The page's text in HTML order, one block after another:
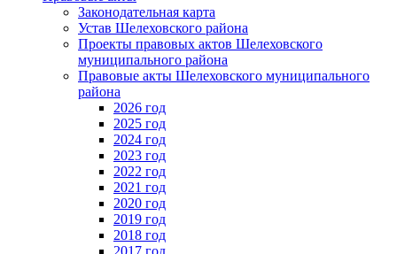
Законодательная карта
Устав Шелеховского района
Проекты правовых актов Шелеховского
муниципального района
Правовые акты Шелеховского муниципального
района
2026 год
2025 год
2024 год
2023 год
2022 год
2021 год
2020 год
2019 год
2018 год
2017 год